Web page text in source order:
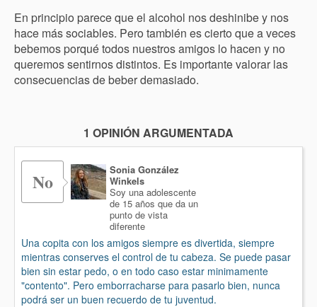
En principio parece que el alcohol nos deshinibe y nos
hace más sociables. Pero también es cierto que a veces
bebemos porqué todos nuestros amigos lo hacen y no
queremos sentirnos distintos. Es importante valorar las
consecuencias de beber demasiado.
1 OPINIÓN ARGUMENTADA
No
Sonia González
Winkels
Soy una adolescente
de 15 años que da un
punto de vista
diferente
Una copita con los amigos siempre es divertida, siempre
mientras conserves el control de tu cabeza. Se puede pasar
bien sin estar pedo, o en todo caso estar minimamente
"contento". Pero emborracharse para pasarlo bien, nunca
podrá ser un buen recuerdo de tu juventud.